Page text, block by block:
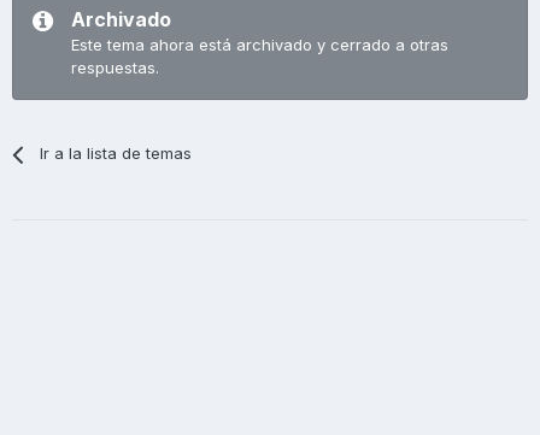
Archivado
Este tema ahora está archivado y cerrado a otras
respuestas.
Ir a la lista de temas